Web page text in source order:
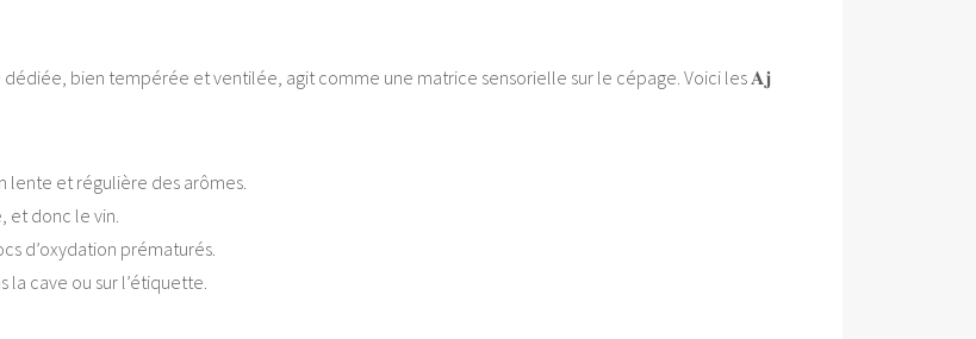
dédiée, bien tempérée et ventilée, agit comme une matrice sensorielle sur le cépage. Voici les 𝐀𝐣
lente et régulière des arômes.
et donc le vin.
d’oxydation prématurés.
la cave ou sur l’étiquette.